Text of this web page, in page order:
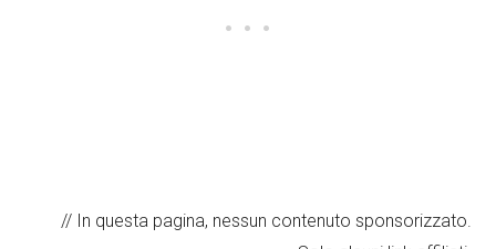
// In questa pagina, nessun contenuto sponsorizzato.